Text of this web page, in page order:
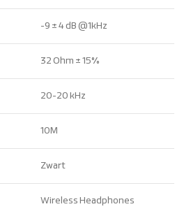
-9 ± 4 dB @1kHz
32 Ohm ± 15%
20-20 kHz
10M
Zwart
Wireless Headphones